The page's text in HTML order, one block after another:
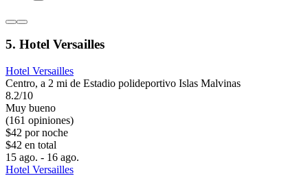
5. Hotel Versailles
Hotel Versailles
Centro, a 2 mi de Estadio polideportivo Islas Malvinas
8.2/10
Muy bueno
(161 opiniones)
$42 por noche
$42 en total
15 ago. - 16 ago.
Hotel Versailles